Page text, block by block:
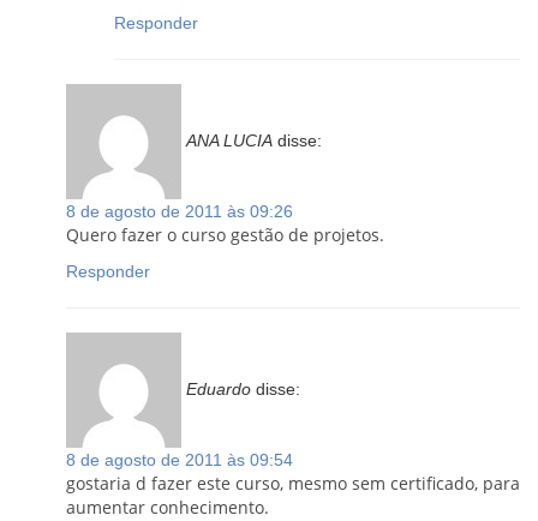
Responder
ANA LUCIA disse:
8 de agosto de 2011 às 09:26
Quero fazer o curso gestão de projetos.
Responder
Eduardo disse:
8 de agosto de 2011 às 09:54
gostaria d fazer este curso, mesmo sem certificado, para
aumentar conhecimento.